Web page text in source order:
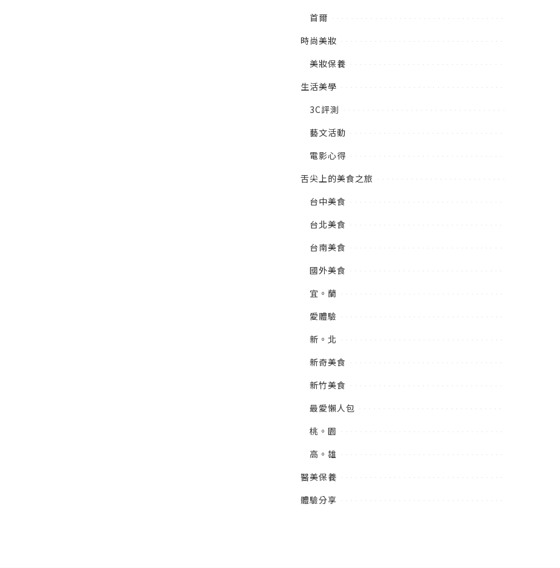
首爾
時尚美妝
美妝保養
生活美學
3C評測
藝文活動
電影心得
舌尖上的美食之旅
台中美食
台北美食
台南美食
國外美食
宜。蘭
愛體驗
新。北
新奇美食
新竹美食
最愛懶人包
桃。園
高。雄
醫美保養
體驗分享